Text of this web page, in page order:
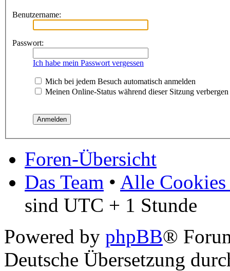
Benutzername:
Passwort:
Ich habe mein Passwort vergessen
Mich bei jedem Besuch automatisch anmelden
Meinen Online-Status während dieser Sitzung verbergen
Foren-Übersicht
Das Team • Alle Cookies
sind UTC + 1 Stunde
Powered by phpBB®
Deutsche Übersetzung